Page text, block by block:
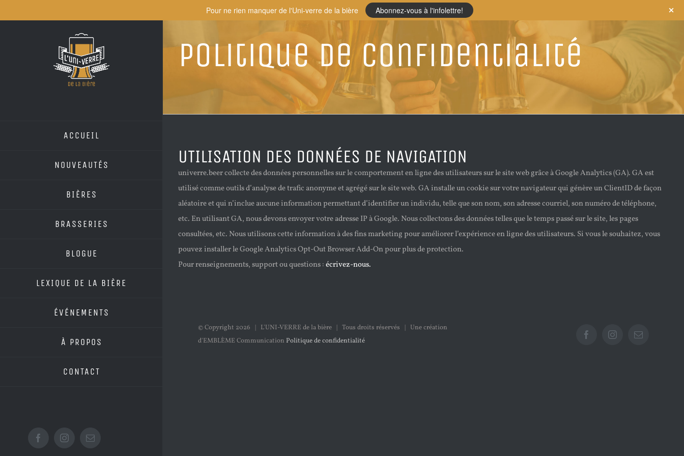
to
ACCUEIL
NOUVEAUTÉS
BIÈRES
BRASSERIES
BLOGUE
LEXIQUE DE LA BIÈRE
ÉVÉNEMENTS
À PROPOS
CONTACT
FacebookInstagramEmail
Politique de confidentialité
UTILISATION DES DONNÉES DE NAVIGATION
univerre.beer collecte des données personnelles sur le comportement en ligne des utilisateurs sur le site web grâce à Google Analytics (GA). GA est
utilisé comme outils d’analyse de trafic anonyme et agrégé sur le site web. GA installe un cookie sur votre navigateur qui génère un ClientID de façon
aléatoire et qui n’inclue aucune information permettant d’identifier un individu, telle que son nom, son adresse courriel, son numéro de téléphone,
etc. En utilisant GA, nous devons envoyer votre adresse IP à Google. Nous collectons des données telles que le temps passé sur le site, les pages
consultées, etc. Nous utilisons cette information à des fins marketing pour améliorer l’expérience en ligne des utilisateurs. Si vous le souhaitez, vous
pouvez installer le Google Analytics Opt-Out Browser Add-On pour plus de protection.
Pour renseignements, support ou questions :écrivez-nous.
© Copyright 2026 | L'UNI-VERRE de la bière | Tous droits réservés | Une création
d'EMBLÈME Communication Politique de confidentialité FacebookInstagramEmail
Pour ne rien manquer de l'Uni-verre de la bière Abonnez-vous à l'infolettre!